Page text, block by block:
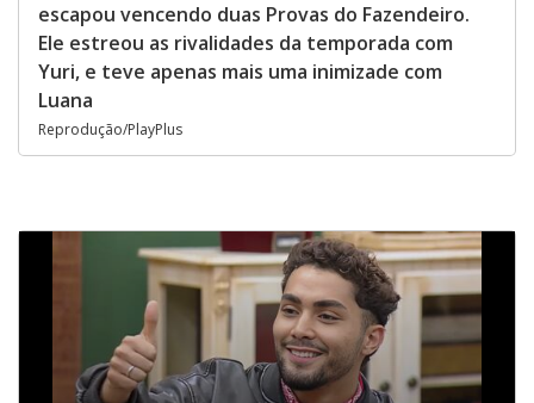
escapou vencendo duas Provas do Fazendeiro.
Ele estreou as rivalidades da temporada com
Yuri, e teve apenas mais uma inimizade com
Luana
Reprodução/PlayPlus